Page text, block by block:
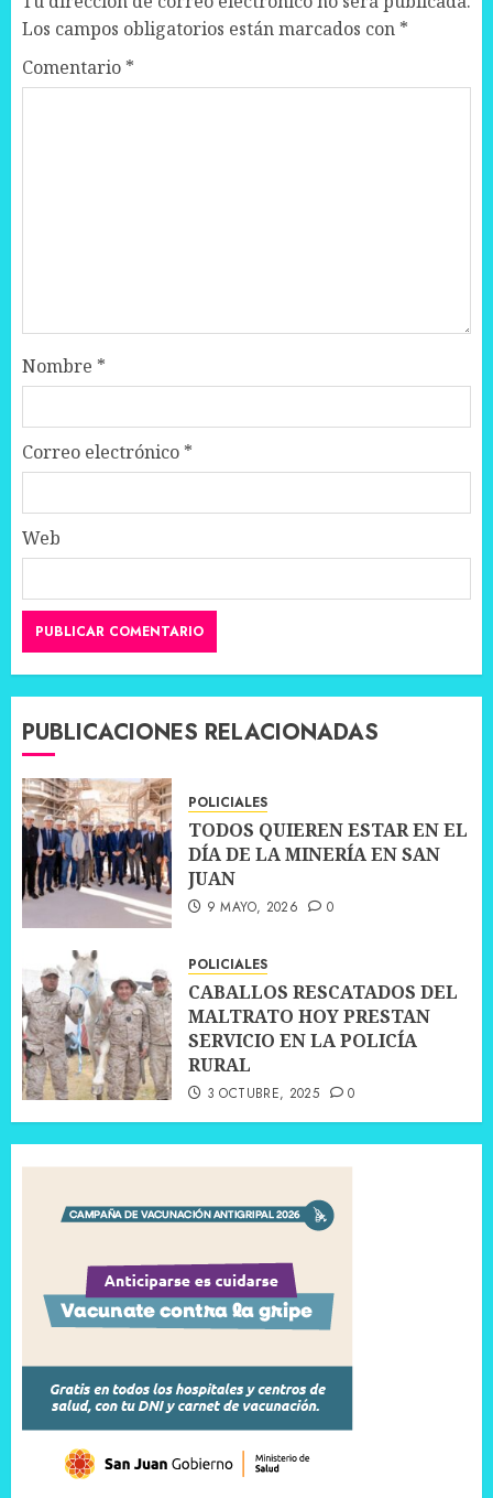
Los campos obligatorios están marcados con *
Comentario *
Nombre *
Correo electrónico *
Web
PUBLICACIONES RELACIONADAS
POLICIALES
TODOS QUIEREN ESTAR EN EL
DÍA DE LA MINERÍA EN SAN
JUAN
9 MAYO, 2026 0
POLICIALES
CABALLOS RESCATADOS DEL
MALTRATO HOY PRESTAN
SERVICIO EN LA POLICÍA
RURAL
3 OCTUBRE, 2025 0